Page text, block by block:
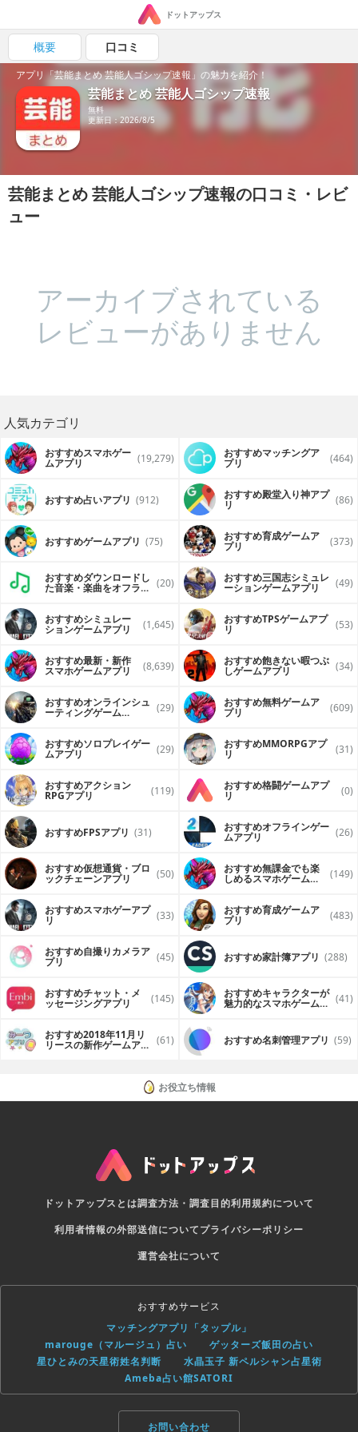
ドットアップス
概要 口コミ
アプリ「芸能まとめ 芸能人ゴシップ速報」の魅力を紹介！
芸能まとめ 芸能人ゴシップ速報
無料
更新日：2026/8/5
芸能まとめ 芸能人ゴシップ速報の口コミ・レビ
ュー
アーカイブされている
レビューがありません
人気カテゴリ
おすすめスマホゲー
ムアプリ (19,279) おすすめマッチングア
プリ (464)
おすすめ占いアプリ (912) おすすめ殿堂入り神アプ
リ (86)
おすすめゲームアプリ (75) おすすめ育成ゲームア
プリ (373)
おすすめダウンロードし
た音楽・楽曲をオフライ (20) おすすめ三国志シミュレ
ーションゲームアプリ (49)
おすすめシミュレー
ションゲームアプリ (1,645) おすすめTPSゲームアプ
リ (53)
おすすめ最新・新作
スマホゲームアプリ (8,639) おすすめ飽きない暇つぶ
しゲームアプリ (34)
おすすめオンラインシュ
ーティングゲーム (29) おすすめ無料ゲームア
プリ (609)
おすすめソロプレイゲー
ムアプリ (29) おすすめ MMORPGアプ
リ (31)
おすすめアクション
RPGアプリ (119) おすすめ格闘ゲームアプ
リ (0)
おすすめFPSアプリ (31) おすすめオフラインゲー
ムアプリ (26)
おすすめ仮想通貨・ブロ
ックチェーンアプリ (50) おすすめ無課金でも楽
しめるスマホゲームア (149)
おすすめスマホゲーアプ
リ (33) おすすめ育成ゲームア
プリ (483)
おすすめ自撮りカメラア
プリ (45) おすすめ家計簿アプリ (288)
おすすめチャット・メ
ッセージングアプリ (145) おすすめキャラクターが
魅力的なスマホゲームア (41)
おすすめ2018年11月リ
リースの新作ゲームアプ (61) おすすめ名刺管理アプリ (59)
お役立ち情報
ドットアップスとは調査方法・調査目的利用規約について
利用者情報の外部送信についてプライバシーポリシー
運営会社について
おすすめサービス
マッチングアプリ「タップル」
marouge（マルージュ）占い
ゲッターズ飯田の占い
星ひとみの天星術姓名判断
水晶玉子 新ペルシャン占星術
Ameba占い館SATORI
お問い合わせ